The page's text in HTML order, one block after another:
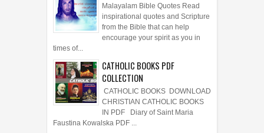
Malayalam Bible Quotes Read
inspirational quotes and Scripture
from the Bible that can help
encourage your spirit as you in
times of...
CATHOLIC BOOKS PDF
COLLECTION
CATHOLIC BOOKS DOWNLOAD
CHRISTIAN CATHOLIC BOOKS
IN PDF Diary of Saint Maria
Faustina Kowalska PDF ...